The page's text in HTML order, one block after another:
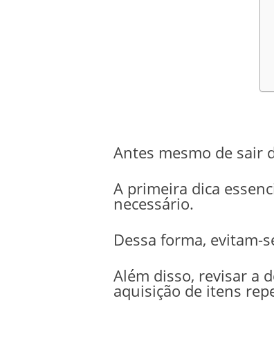
Antes mesmo de sair
A primeira dica
necessário.
Dessa forma, evitam-
Além disso, revisar a
aquisição de itens